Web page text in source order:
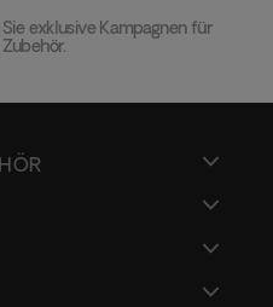
exklusive Kampagnen für